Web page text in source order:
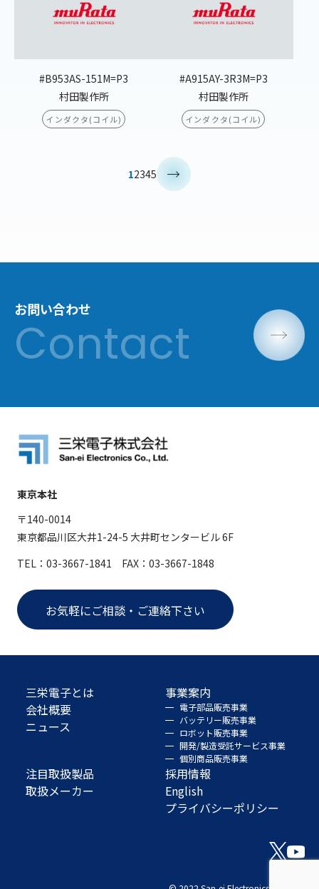
#B953AS-151M=P3
村田製作所
インダクタ(コイル)
#A915AY-3R3M=P3
村田製作所
インダクタ(コイル)
12345
お問い合わせ
東京本社
〒140-0014
東京都品川区大井1-24-5 大井町センタービル 6F
TEL：03-3667-1841 FAX：03-3667-1848
お気軽にご相談・ご連絡下さい
三栄電子とは
会社概要
ニュース
事業案内
電子部品販売事業
バッテリー販売事業
ロボット販売事業
開発/製造受託サービス事業
個別商品販売事業
注目取扱製品
取扱メーカー
採用情報
English
プライバシーポリシー